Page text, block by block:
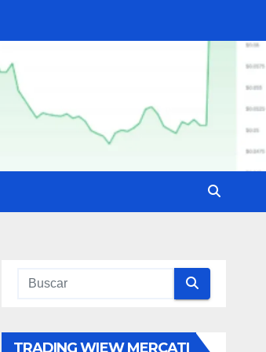
TRADING WIEW MERCATI